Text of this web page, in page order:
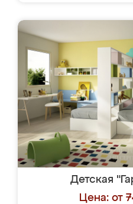
Детская
Цена: от